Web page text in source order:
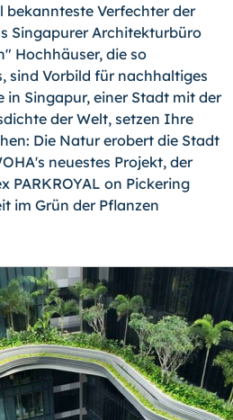
bekannteste Verfechter der
Singapu­rer Architekturbüro
Hochhäuser, die so
sind Vorbild für nachhaltiges
in Singapur, einer Stadt mit der
der Welt, setzen Ihre
Die Natur erobert die Stadt
neuestes Projekt, der
PARKROYAL on Pickering
im Grün der Pflan­zen